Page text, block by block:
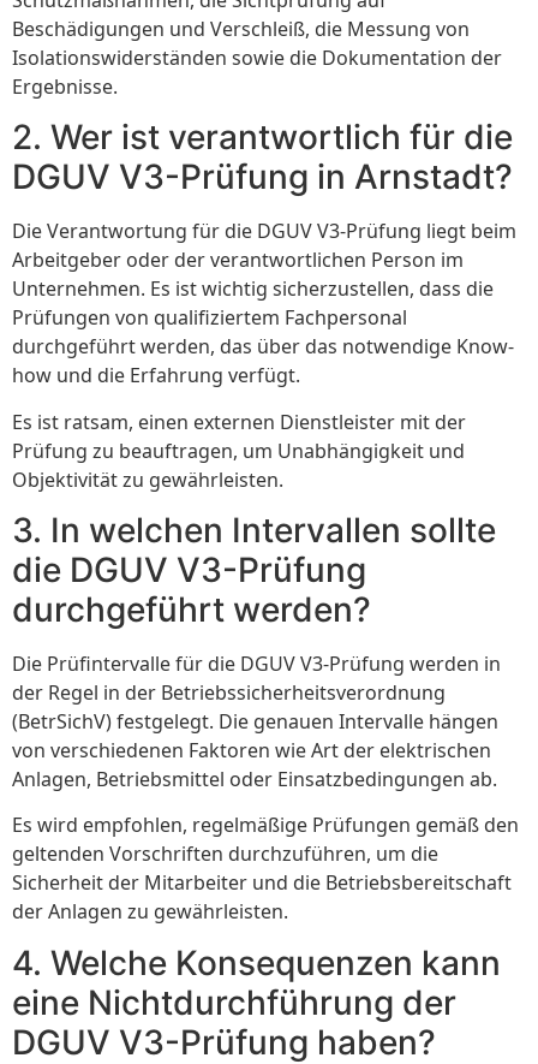
Beschädigungen und Verschleiß, die Messung von
Isolationswiderständen sowie die Dokumentation der
Ergebnisse.
2. Wer ist verantwortlich für die
DGUV V3-Prüfung in Arnstadt?
Die Verantwortung für die DGUV V3-Prüfung liegt beim
Arbeitgeber oder der verantwortlichen Person im
Unternehmen. Es ist wichtig sicherzustellen, dass die
Prüfungen von qualifiziertem Fachpersonal
durchgeführt werden, das über das notwendige Know-
how und die Erfahrung verfügt.
Es ist ratsam, einen externen Dienstleister mit der
Prüfung zu beauftragen, um Unabhängigkeit und
Objektivität zu gewährleisten.
3. In welchen Intervallen sollte
die DGUV V3-Prüfung
durchgeführt werden?
Die Prüfintervalle für die DGUV V3-Prüfung werden in
der Regel in der Betriebssicherheitsverordnung
(BetrSichV) festgelegt. Die genauen Intervalle hängen
von verschiedenen Faktoren wie Art der elektrischen
Anlagen, Betriebsmittel oder Einsatzbedingungen ab.
Es wird empfohlen, regelmäßige Prüfungen gemäß den
geltenden Vorschriften durchzuführen, um die
Sicherheit der Mitarbeiter und die Betriebsbereitschaft
der Anlagen zu gewährleisten.
4. Welche Konsequenzen kann
eine Nichtdurchführung der
DGUV V3-Prüfung haben?